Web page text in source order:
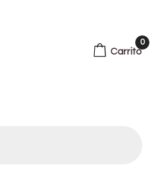
Carrito
0